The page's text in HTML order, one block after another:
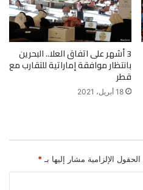
3 أشهر على اتفاق العلا.. البحرين
بانتظار موافقة إماراتية للتقارب مع
قطر
18 أبريل، 2021
الحقول الإلزامية مشار إليها بـ *